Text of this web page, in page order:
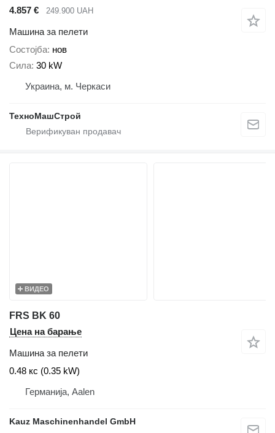
4.857 €
249.900 UAH
Машина за пелети
Состојба нов
Сила 30 kW
Украина, м. Черкаси
ТехноМашСтрой
ВИДЕО
FRS BK 60
Цена на барање
Машина за пелети
0.48 кс (0.35 kW)
Германија, Aalen
Kauz Maschinenhandel GmbH